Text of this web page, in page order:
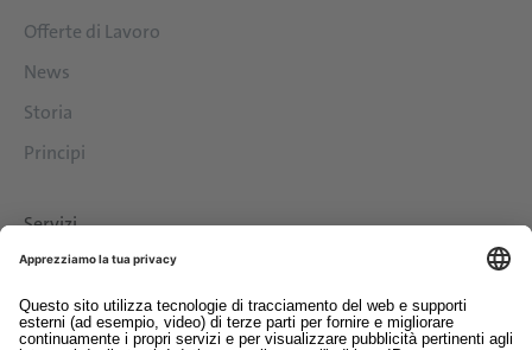
Offerte di Lavoro
News
Storia
Principi
Servizi
Contatto